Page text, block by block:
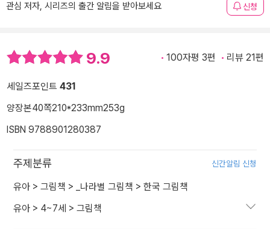
관심 저자, 시리즈의 출간 알림을 받아보세요 신청
9.9 100자평 3편 리뷰 21편
세일즈포인트 431
양장본40쪽210*233mm253g
ISBN 9788901280387
주제분류 신간알림 신청
유아 > 그림책 > _나라별 그림책 > 한국 그림책
유아 > 4~7세 > 그림책